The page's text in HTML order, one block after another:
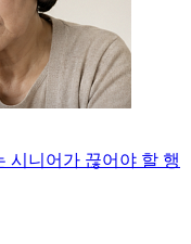
시니어가 끊어야 할 행